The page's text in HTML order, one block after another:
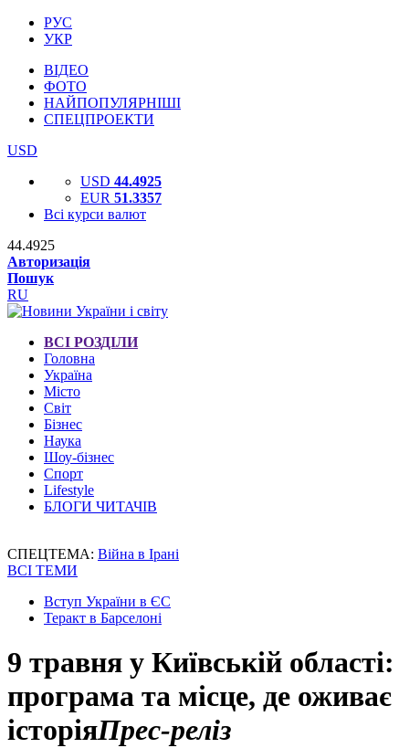
РУС
УКР
ВІДЕО
ФОТО
НАЙПОПУЛЯРНІШІ
СПЕЦПРОЕКТИ
USD
USD 44.4925
EUR 51.3357
Всі курси валют
44.4925
Авторизація
Пошук
RU
ВСІ РОЗДІЛИ
Головна
Україна
Місто
Світ
Бізнес
Наука
Шоу-бізнес
Спорт
Lifestyle
БЛОГИ ЧИТАЧІВ
СПЕЦТЕМА: Війна в Ірані
ВСІ ТЕМИ
Вступ України в ЄС
Теракт в Барселоні
9 травня у Київській області:
програма та місце, де оживає
історіяПрес-реліз